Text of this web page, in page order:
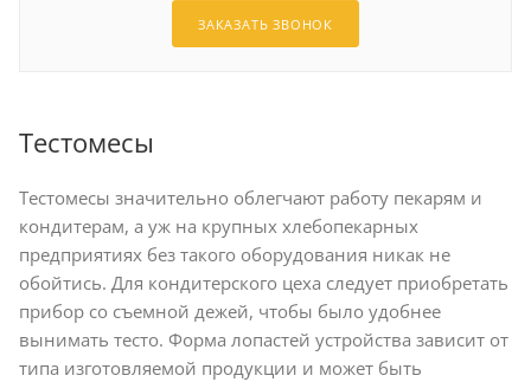
ЗАКАЗАТЬ ЗВОНОК
Тестомесы
Тестомесы значительно облегчают работу пекарям и
кондитерам, а уж на крупных хлебопекарных
предприятиях без такого оборудования никак не
обойтись. Для кондитерского цеха следует приобретать
прибор со съемной дежей, чтобы было удобнее
вынимать тесто. Форма лопастей устройства зависит от
типа изготовляемой продукции и может быть